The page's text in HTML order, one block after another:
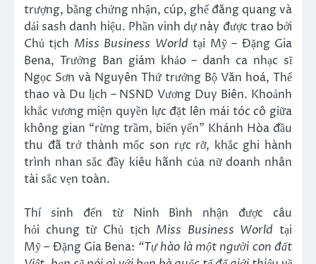
trượng, bằng chứng nhận, cúp, ghế đăng quang và
dải sash danh hiệu. Phần vinh dự này được trao bởi
Chủ tịch Miss Business Worldtại Mỹ – Đặng Gia
Bena, Trưởng Ban giám khảo – danh ca nhạc sĩ
Ngọc Sơn và Nguyên Thứ trưởng Bộ Văn hoá, Thể
thao và Du lịch – NSND Vương Duy Biên. Khoảnh
khắc vương miện quyền lực đặt lên mái tóc cô giữa
không gian “rừng trầm, biển yến” Khánh Hòa đầu
thu đã trở thành mốc son rực rỡ, khắc ghi hành
trình nhan sắc đầy kiêu hãnh của nữ doanh nhân
tài sắc vẹn toàn.
Thí sinh đến từ Ninh Bình nhận được câu
hỏi chung từ Chủ tịch Miss Business World tại
Mỹ– Đặng Gia Bena: “Tự hào là một người con đất